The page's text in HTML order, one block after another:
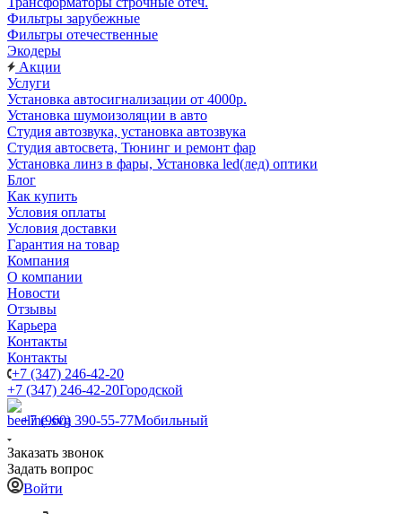
Фильтры зарубежные
Фильтры отечественные
Экодеры
Акции
Услуги
Установка автосигнализации от 4000р.
Установка шумоизоляции в авто
Студия автозвука, установка автозвука
Студия автосвета, Тюнинг и ремонт фар
Установка линз в фары, Установка led(лед) оптики
Блог
Как купить
Условия оплаты
Условия доставки
Гарантия на товар
Компания
О компании
Новости
Отзывы
Карьера
Контакты
Контакты
+7 (347) 246-42-20
+7 (347) 246-42-20Городской
+7 (960) 390-55-77Мобильный
Заказать звонок
Задать вопрос
Войти